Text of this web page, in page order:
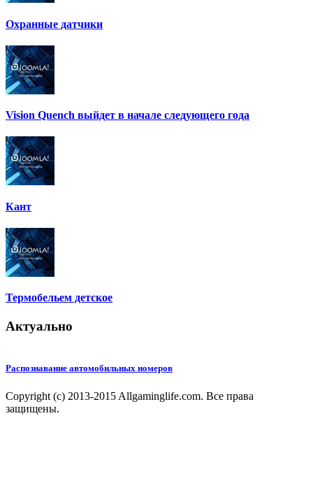
Охранные датчики
Vision Quench выйдет в начале следующего года
Кант
Термобельем детское
Актуально
Распознавание автомобильных номеров
Copyright (c) 2013-2015 Allgaminglife.com. Все права
защищены.